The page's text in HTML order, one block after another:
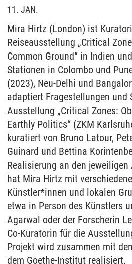
11. JAN.
Mira Hirtz (London) ist
Reiseausstellung „Critical
Common Ground“ in Indien
Stationen in Colombo und
(2023), Neu-Delhi und
adaptiert Fragestellungen und
Ausstellung „Critical Zones:
Earthly Politics“ (ZKM
kuratiert von Bruno Latour,
Guinard und Bettina
Realisierung an den
hat Mira Hirtz mit
Künstler*innen und lokalen
etwa in Person des Künstlers
Agarwal oder der Forscherin
Co-Kuratorin für die
Projekt wird zusammen mit
dem Goethe-Institut realisiert.